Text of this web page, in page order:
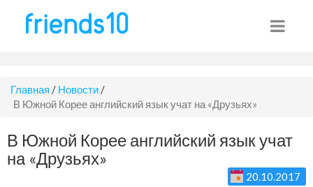
Главная / Новости /
В Южной Корее английский язык учат на «Друзьях»
В Южной Корее английский язык учат
на «Друзьях»
20.10.2017